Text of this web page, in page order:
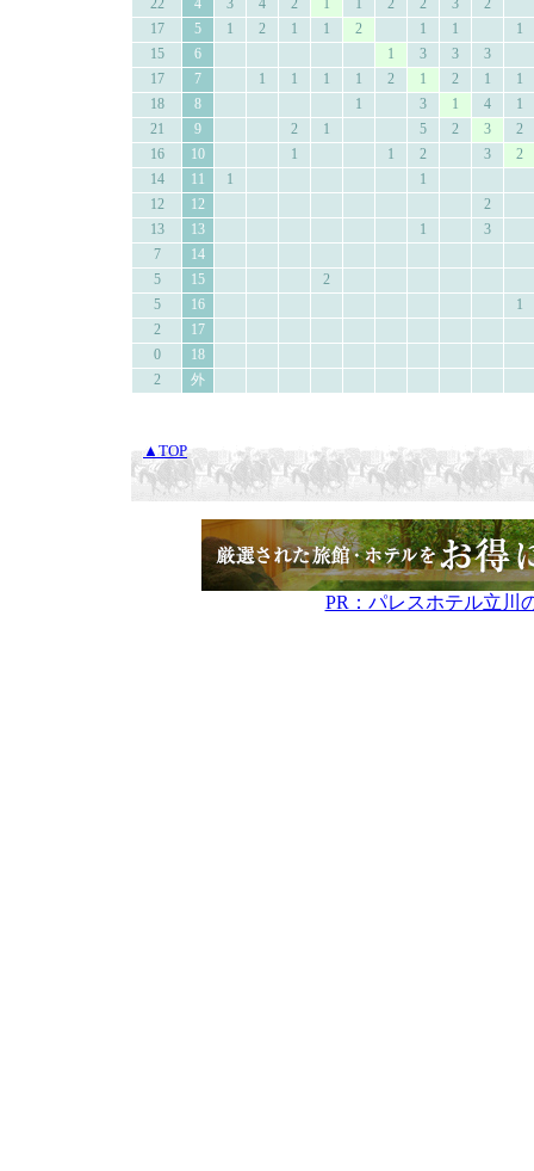
22
4 3 4 2 1 1 2 2 3
2
17
5 1 2 1 1 2 1 1
1
15
6 1 3 3
3
17
7 1 1 1 1 2 1 2 1
1
18
8 1 3 1 4
1
21
9 2 1 5 2 3
2
16
10 1 1 2 3
2
14
11 1
1
12
12
2
13
13 1
3
7
14
5
15
2
5
16
1
2
17
0
18
2
外
▲TOP
PR：パレスホテル立川